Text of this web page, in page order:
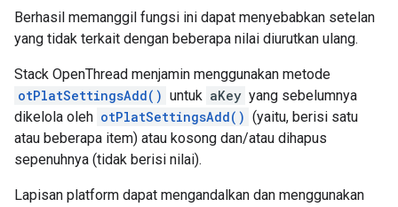
Berhasil memanggil fungsi ini dapat menyebabkan setelan
yang tidak terkait dengan beberapa nilai diurutkan ulang.
Stack OpenThread menjamin menggunakan metode
otPlatSettingsAdd() untuk aKey yang sebelumnya
dikelola oleh otPlatSettingsAdd() (yaitu, berisi satu
atau beberapa item) atau kosong dan/atau dihapus
sepenuhnya (tidak berisi nilai).
Lapisan platform dapat mengandalkan dan menggunakan